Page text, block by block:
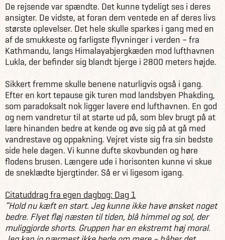
De rejsende var spændte. Det kunne tydeligt ses i deres
ansigter. De vidste, at foran dem ventede en af deres livs
største oplevelser. Det hele skulle sparkes i gang med en
af de smukkeste og farligste flyvninger i verden – fra
Kathmandu, langs Himalayabjergkæden mod lufthavnen
Lukla, der befinder sig blandt bjerge i 2800 meters højde.
Sikkert fremme skulle benene naturligvis også i gang.
Efter en kort tepause gik turen mod landsbyen Phakding,
som paradoksalt nok ligger lavere end lufthavnen. En god
og nem vandretur til at starte ud på, som blev brugt på at
lære hinanden bedre at kende og øve sig på at gå med
vandrestave og oppakning. Vejret viste sig fra sin bedste
side hele dagen. Vi kunne dufte skovbunden og høre
flodens brusen. Længere ude i horisonten kunne vi skue
de sneklædte bjergtinder. Så er vi ligesom igang.
Citatuddrag fra egen dagbog: Dag 1
”Hold nu kæft en start. Jeg kunne ikke have ønsket noget
bedre. Flyet fløj næsten til tiden, blå himmel og sol, der
muliggjorde shorts. Gruppen har en ekstremt høj moral.